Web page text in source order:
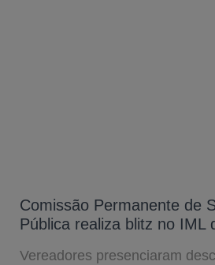
Comissão Permanente de
Pública realiza blitz no IML
Vereadores presenciaram